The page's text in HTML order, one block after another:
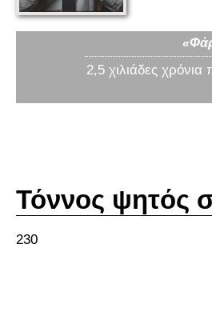
2,5 χιλιάδες
Τόννος ψητός
230